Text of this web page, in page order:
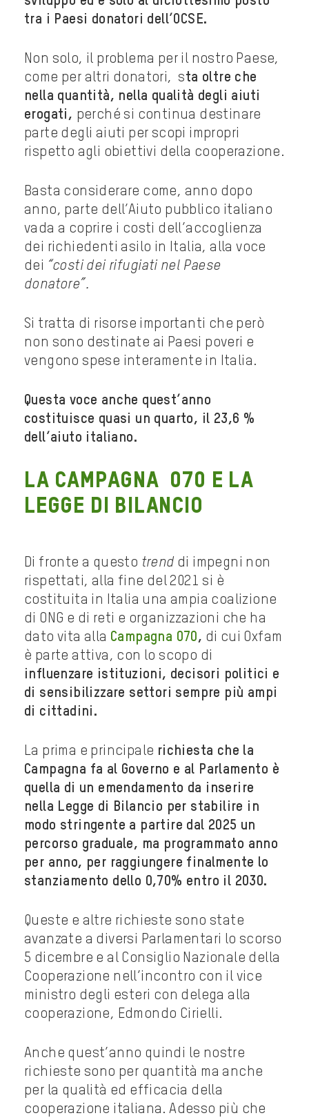
tra i Paesi donatori dell’OCSE.
Non solo, il problema per il nostro Paese,
come per altri donatori, sta oltre che
nella quantità, nella qualità degli aiuti
erogati, perché si continua destinare
parte degli aiuti per scopi impropri
rispetto agli obiettivi della cooperazione.
Basta considerare come, anno dopo
anno, parte dell’Aiuto pubblico italiano
vada a coprire i costi dell’accoglienza
dei richiedenti asilo in Italia, alla voce
dei “costi dei rifugiati nel Paese
donatore”.
Si tratta di risorse importanti che però
non sono destinate ai Paesi poveri e
vengono spese interamente in Italia.
Questa voce anche quest’anno
costituisce quasi un quarto, il 23,6 %
dell’aiuto italiano.
LA CAMPAGNA 070 E LA
LEGGE DI BILANCIO
Di fronte a questo trend di impegni non
rispettati, alla fine del 2021 si è
costituita in Italia una ampia coalizione
di ONG e di reti e organizzazioni che ha
dato vita alla Campagna 070, di cui Oxfam
è parte attiva, con lo scopo di
influenzare istituzioni, decisori politici e
di sensibilizzare settori sempre più ampi
di cittadini.
La prima e principale richiesta che la
Campagna fa al Governo e al Parlamento è
quella di un emendamento da inserire
nella Legge di Bilancio per stabilire in
modo stringente a partire dal 2025 un
percorso graduale, ma programmato anno
per anno, per raggiungere finalmente lo
stanziamento dello 0,70% entro il 2030.
Queste e altre richieste sono state
avanzate a diversi Parlamentari lo scorso
5 dicembre e al Consiglio Nazionale della
Cooperazione nell’incontro con il vice
ministro degli esteri con delega alla
cooperazione, Edmondo Cirielli.
Anche quest’anno quindi le nostre
richieste sono per quantità ma anche
per la qualità ed efficacia della
cooperazione italiana. Adesso più che